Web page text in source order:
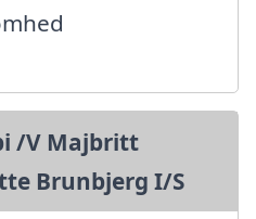
/V Majbritt
Brunbjerg I/S